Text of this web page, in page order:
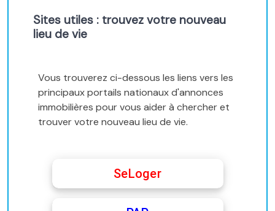
Sites utiles : trouvez votre nouveau
lieu de vie
Vous trouverez ci-dessous les liens vers les
principaux portails nationaux d'annonces
immobilières pour vous aider à chercher et
trouver votre nouveau lieu de vie.
SeLoger